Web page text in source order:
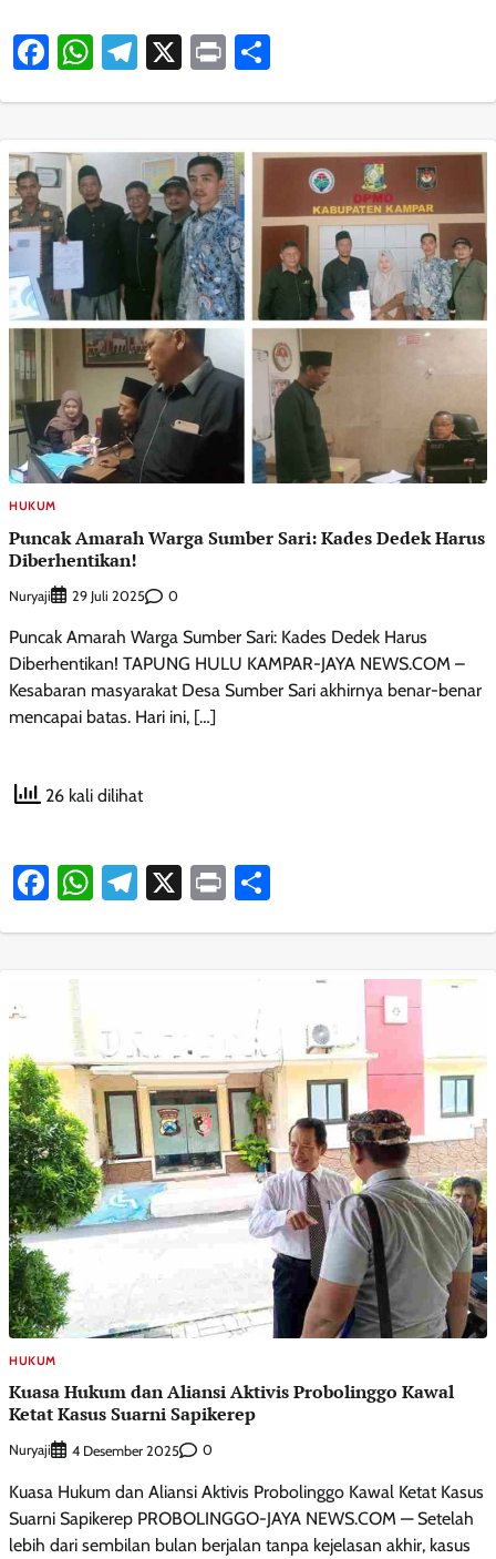
Facebook
WhatsApp
Telegram
X Print
HUKUM
Puncak Amarah Warga Sumber Sari: Kades Dedek Harus
Diberhentikan!
Nuryaji 29 Juli 2025 0
Puncak Amarah Warga Sumber Sari: Kades Dedek Harus
Diberhentikan! TAPUNG HULU KAMPAR-JAYA NEWS.COM –
Kesabaran masyarakat Desa Sumber Sari akhirnya benar-benar
mencapai batas. Hari ini, […]
26 kali dilihat
Facebook
WhatsApp
Telegram
X Print
HUKUM
Kuasa Hukum dan Aliansi Aktivis Probolinggo Kawal
Ketat Kasus Suarni Sapikerep
Nuryaji 4 Desember 2025 0
Kuasa Hukum dan Aliansi Aktivis Probolinggo Kawal Ketat Kasus
Suarni Sapikerep PROBOLINGGO-JAYA NEWS.COM — Setelah
lebih dari sembilan bulan berjalan tanpa kejelasan akhir, kasus